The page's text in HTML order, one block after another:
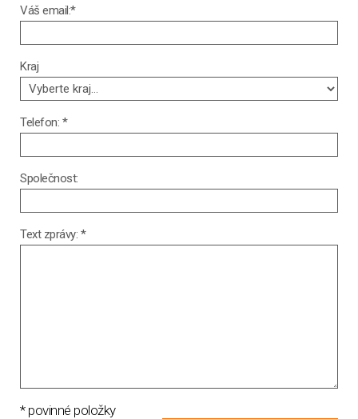
Váš email:*
Kraj
Telefon: *
Společnost:
Text zprávy: *
* povinné položky